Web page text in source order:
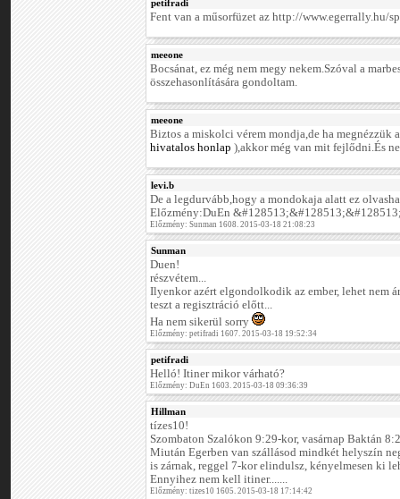
petifradi
Fent van a műsorfüzet az http://www.egerrally.hu/
meeone
Bocsánat, ez még nem megy nekem.Szóval a
összehasonlítására gondoltam.
meeone
Biztos a miskolci vérem mondja,de ha megnézzük
hivatalos honlap ),akkor még van mit fejlődni.És
levi.b
De a legdurvább,hogy a mondokaja alatt ez
Előzmény:DuEn
Előzmény: Sunman 1608. 2015-03-18 21:08:23
Sunman
Duen!
részvétem...
Ilyenkor azért elgondolkodik az ember, lehet nem
teszt a regisztráció előtt...
Ha nem sikerül sorry
Előzmény: petifradi 1607. 2015-03-18 19:52:34
petifradi
Helló! Itiner mikor várható?
Előzmény: DuEn 1603. 2015-03-18 09:36:39
Hillman
tízes10!
Szombaton Szalókon 9:29-kor, vasárnap Baktán
Miután Egerben van szállásod mindkét helyszín
is zárnak, reggel 7-kor elindulsz, kényelmesen ki
Ennyihez nem kell itiner.......
Előzmény: tizes10 1605. 2015-03-18 17:14:42